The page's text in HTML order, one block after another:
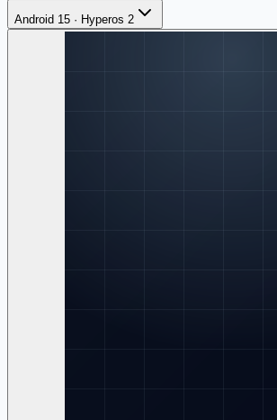
Android 15 · Hyperos 2